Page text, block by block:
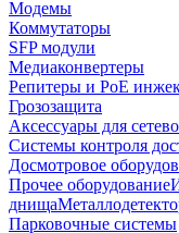
Модемы
Коммутаторы
SFP модули
Медиаконвертеры
Репитеры и PoE
Грозозащита
Аксессуары для
Системы контроля
Досмотровое
Прочее оборудование
днища
Парковочные системы